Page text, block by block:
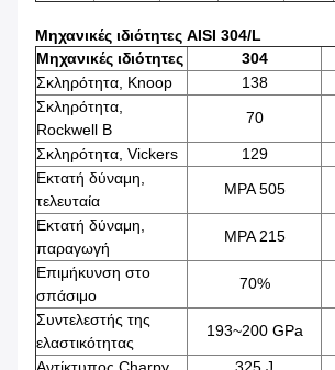
Μηχανικές ιδιότητες AISI 304/L
Μηχανικές ιδιότητες
304
Σκληρότητα, Knoop
138
Σκληρότητα,
Rockwell Β
70
Σκληρότητα, Vickers 129
Εκτατή δύναμη,
τελευταία
MPA 505
Εκτατή δύναμη,
παραγωγή
MPA 215
Επιμήκυνση στο
σπάσιμο
70%
Συντελεστής της
ελαστικότητας
193~200 GPa